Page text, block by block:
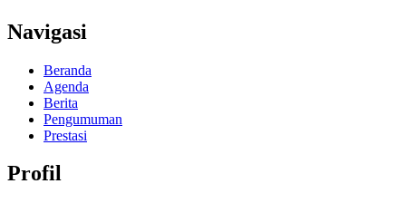
Navigasi
Beranda
Agenda
Berita
Pengumuman
Prestasi
Profil